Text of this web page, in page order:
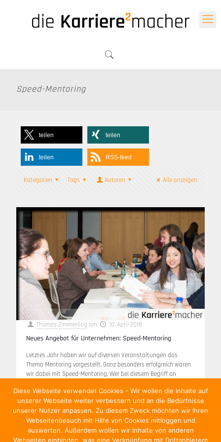
Speed-Mentoring
teilen teilen
teilen RSS-feed
Kategorien Tags Autoren Alle anzeigen
Thomas Zimmerling am 10. April 2018
Neues Angebot für Unternehmen: Speed-Mentoring
Letztes Jahr haben wir auf diversen Veranstaltungen das
Thema Mentoring vorgestellt. Ganz besonders erfolgreich waren
wir dabei mit Speed-Mentoring. Wer bei diesem Begriff an
Weiterlesen
Diese Webseite verwendet Cookies - Wir wollen die Inhalte auf
unserer Webseite weiter verbessern und an die Bedürfnisse
unserer Nutzer anpassen. Zu diesem Zweck möchten wir Ihren
Webseitenbesuch mit Hilfe von Cookies mitloggen und
auswerten. Außerdem wollen wir Inhalte von anderen
Webseiten einbinden, was eine Verknüpfung mit Drittanbietern